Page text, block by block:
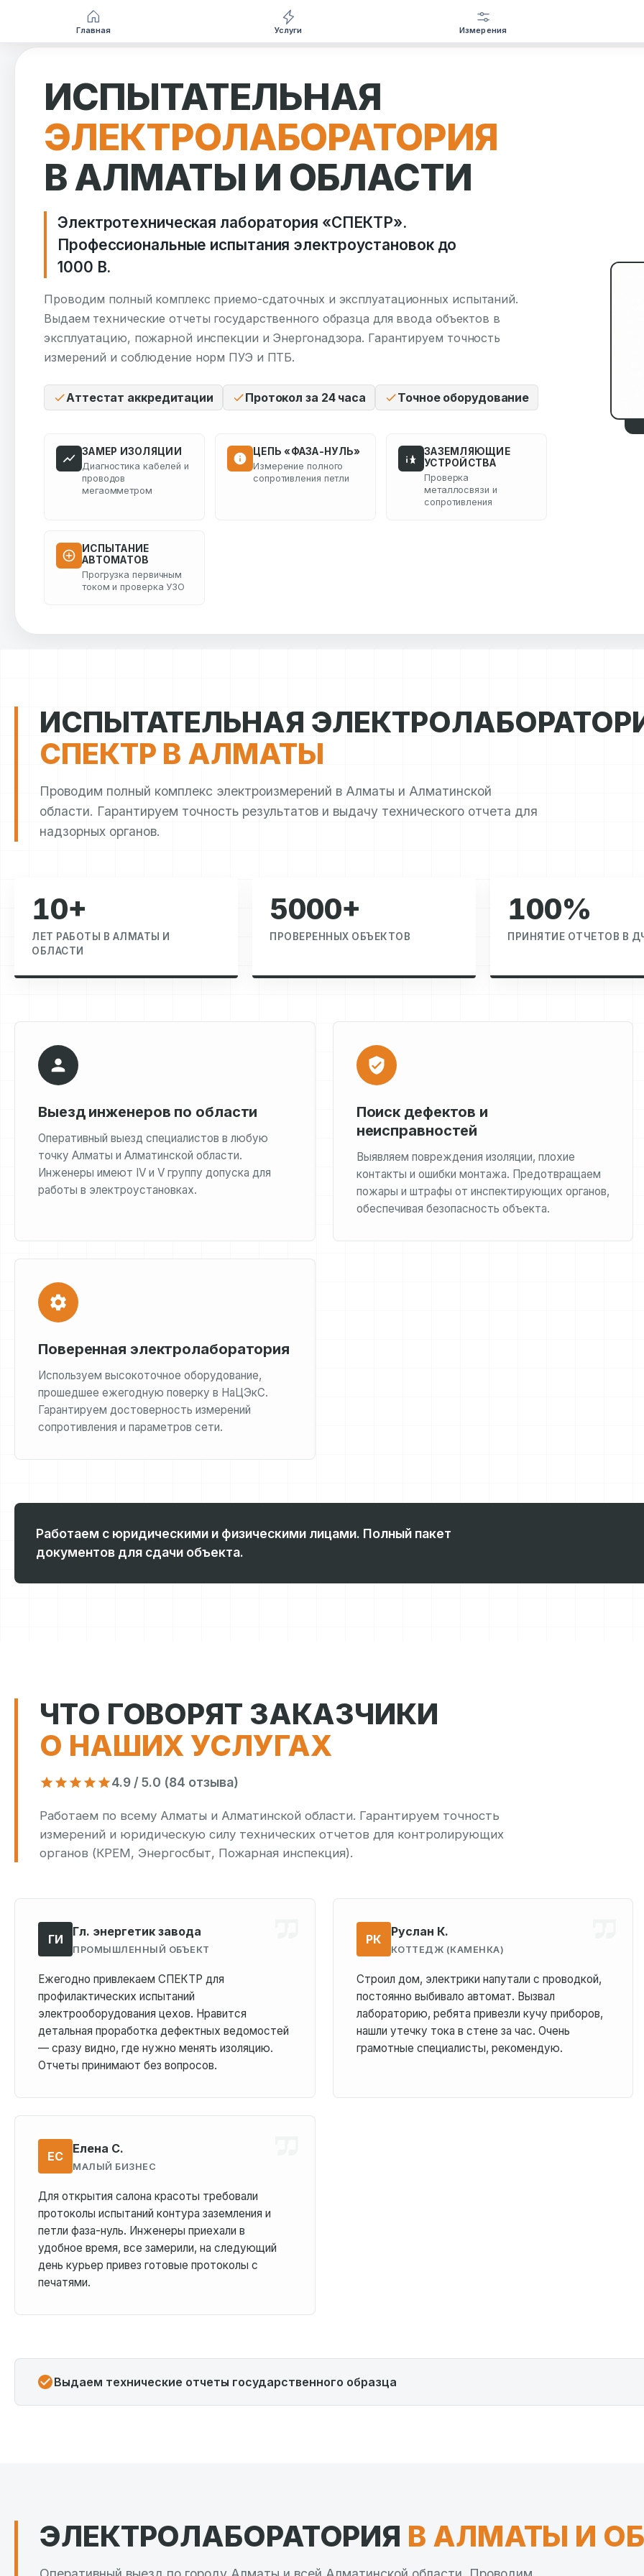
Перейти
содержимому
ИСПЫТАТЕЛЬНАЯ
ЭЛЕКТРОЛАБОРАТОРИЯ
В АЛМАТЫ И ОБЛАСТИ
Электротехническая лаборатория «СПЕКТР».
Профессиональные испытания электроустановок до
1000 В.
Проводим полный комплекс приемо-сдаточных и эксплуатационных испытаний.
Выдаем технические отчеты государственного образца для ввода объектов в
эксплуатацию, пожарной инспекции и Энергонадзора. Гарантируем точность
измерений и соблюдение норм ПУЭ и ПТБ.
Аттестат аккредитации Протокол за 24 часа Точное оборудование
ЗАМЕР ИЗОЛЯЦИИ
Диагностика кабелей и
проводов
мегаомметром
ЦЕПЬ «ФАЗА-НУЛЬ»
Измерение полного
сопротивления петли
ЗАЗЕМЛЯЮЩИЕ
УСТРОЙСТВА
Проверка
металлосвязи и
сопротивления
ИСПЫТАНИЕ
АВТОМАТОВ
Прогрузка первичным
током и проверка УЗО
Главная Услуги Измерения
ИСПЫТАТЕЛЬНАЯ
СПЕКТР В АЛМАТЫ
Проводим полный комплекс электроизмерений в Алматы и Алматинской
области. Гарантируем точность результатов и выдачу технического отчета для
надзорных органов.
10+
ЛЕТ РАБОТЫ В АЛМАТЫ И
ОБЛАСТИ
5000+
ПРОВЕРЕННЫХ ОБЪЕКТОВ
100%
ПРИНЯТИЕ ОТЧЕТОВ В
Выезд инженеров по области
Оперативный выезд специалистов в любую
точку Алматы и Алматинской области.
Инженеры имеют IV и V группу допуска для
работы в электроустановках.
Поиск дефектов и
неисправностей
Выявляем повреждения изоляции, плохие
контакты и ошибки монтажа. Предотвращаем
пожары и штрафы от инспектирующих органов,
обеспечивая безопасность объекта.
Поверенная электролаборатория
Используем высокоточное оборудование,
прошедшее ежегодную поверку в НаЦЭкС.
Гарантируем достоверность измерений
сопротивления и параметров сети.
Работаем с юридическими и физическими лицами. Полный пакет
документов для сдачи объекта.
ЧТО ГОВОРЯТ ЗАКАЗЧИКИ
О НАШИХ УСЛУГАХ
4.9 / 5.0 (84 отзыва)
Работаем по всему Алматы и Алматинской области. Гарантируем точность
измерений и юридическую силу технических отчетов для контролирующих
органов (КРЕМ, Энергосбыт, Пожарная инспекция).
ГИ
Гл. энергетик завода
ПРОМЫШЛЕННЫЙ ОБЪЕКТ
Ежегодно привлекаем СПЕКТР для
профилактических испытаний
электрооборудования цехов. Нравится
детальная проработка дефектных ведомостей
— сразу видно, где нужно менять изоляцию.
Отчеты принимают без вопросов.
РК
Руслан К.
КОТТЕДЖ (КАМЕНКА)
Строил дом, электрики напутали с проводкой,
постоянно выбивало автомат. Вызвал
лабораторию, ребята привезли кучу приборов,
нашли утечку тока в стене за час. Очень
грамотные специалисты, рекомендую.
ЕС
Елена С.
МАЛЫЙ БИЗНЕС
Для открытия салона красоты требовали
протоколы испытаний контура заземления и
петли фаза-нуль. Инженеры приехали в
удобное время, все замерили, на следующий
день курьер привез готовые протоколы с
печатями.
Выдаем технические отчеты государственного образца
ЭЛЕКТРОЛАБОРАТОРИЯ В АЛМАТЫ И